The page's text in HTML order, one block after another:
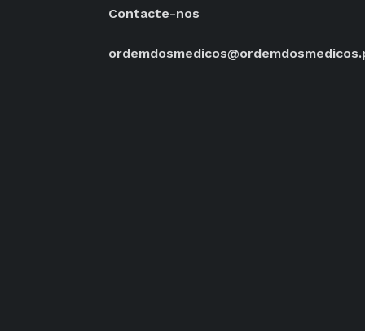
Contacte-nos